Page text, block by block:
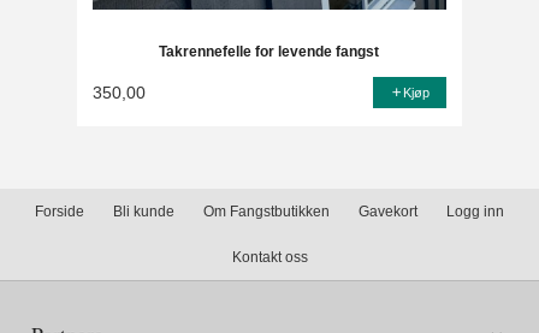
Takrennefelle for levende fangst
350,00 Kjøp
Forside Bli kunde Om Fangstbutikken Gavekort Logg inn
Kontakt oss